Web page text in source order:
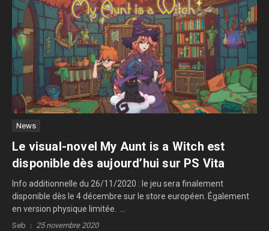
News
Le visual-novel My Aunt is a Witch est
disponible dès aujourd’hui sur PS Vita
Info additionnelle du 26/11/2020 : le jeu sera finalement
disponible dès le 4 décembre sur le store européen. Également
en version physique limitée. ...
Seb 25 novembre 2020